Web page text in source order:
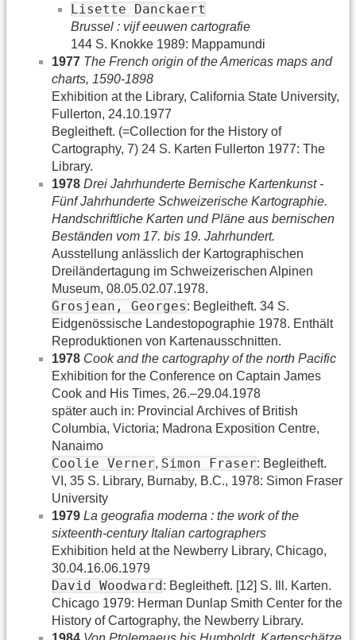
Lisette Danckaert
Brussel : vijf eeuwen cartografie
144 S. Knokke 1989: Mappamundi
1977 The French origin of the Americas maps and
charts, 1590-1898
Exhibition at the Library, California State University,
Fullerton, 24.10.1977
Begleitheft. (=Collection for the History of
Cartography, 7) 24 S. Karten Fullerton 1977: The
Library.
1978 Drei Jahrhunderte Bernische Kartenkunst -
Fünf Jahrhunderte Schweizerische Kartographie.
Handschriftliche Karten und Pläne aus bernischen
Beständen vom 17. bis 19. Jahrhundert.
Ausstellung anlässlich der Kartographischen
Dreiländertagung im Schweizerischen Alpinen
Museum, 08.05.02.07.1978.
Grosjean, Georges: Begleitheft. 34 S.
Eidgenössische Landestopographie 1978. Enthält
Reproduktionen von Kartenausschnitten.
1978 Cook and the cartography of the north Pacific
Exhibition for the Conference on Captain James
Cook and His Times, 26.–29.04.1978
später auch in: Provincial Archives of British
Columbia, Victoria; Madrona Exposition Centre,
Nanaimo
Coolie Verner, Simon Fraser: Begleitheft.
VI, 35 S. Library, Burnaby, B.C., 1978: Simon Fraser
University
1979 La geografia moderna : the work of the
sixteenth-century Italian cartographers
Exhibition held at the Newberry Library, Chicago,
30.04.16.06.1979
David Woodward : Begleitheft. [12] S. Ill. Karten.
Chicago 1979: Herman Dunlap Smith Center for the
History of Cartography, the Newberry Library.